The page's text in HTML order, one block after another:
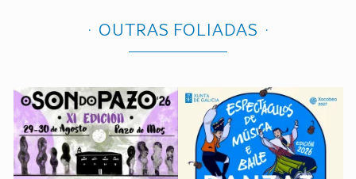
OUTRAS FOLIADAS